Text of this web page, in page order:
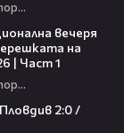
Черешката на тортата
вечеря
на
| Част 1
Черешката на тортата
2:0 /